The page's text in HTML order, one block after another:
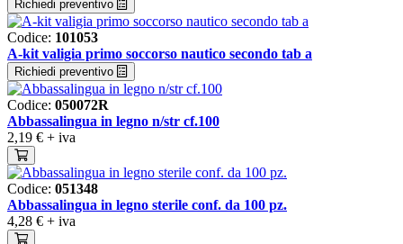
Richiedi preventivo
Codice: 101053
A-kit valigia primo soccorso nautico secondo tab a
Richiedi preventivo
Codice: 050072R
Abbassalingua in legno n/str cf.100
2,19 € + iva
Codice: 051348
Abbassalingua in legno sterile conf. da 100 pz.
4,28 € + iva